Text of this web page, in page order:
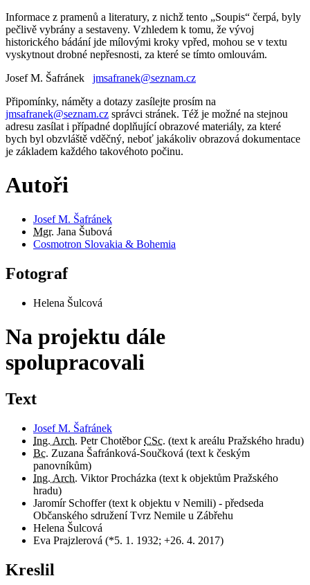
Informace z pramenů a literatury, z nichž tento „Soupis“ čerpá, byly
pečlivě vybrány a sestaveny. Vzhledem k tomu, že vývoj
historického bádání jde mílovými kroky vpřed, mohou se v textu
vyskytnout drobné nepřesnosti, za které se tímto omlouvám.
Josef M. Šafránek
jmsafranek@seznam.cz
Připomínky, náměty a dotazy zasílejte prosím na
jmsafranek@seznam.cz správci stránek. Též je možné na stejnou
adresu zasílat i případné doplňující obrazové materiály, za které
bych byl obzvláště vděčný, neboť jakákoliv obrazová dokumentace
je základem každého takovéhoto počinu.
Autoři
Josef M. Šafránek
Mgr. Jana Šubová
Cosmotron Slovakia & Bohemia
Fotograf
Helena Šulcová
Na projektu dále
spolupracovali
Text
Josef M. Šafránek
Ing. Arch. Petr ChotěborCSc. (text k areálu Pražského hradu)
Bc. Zuzana Šafránková-Součková (text k českým
panovníkům)
Ing. Arch. Viktor Procházka (text k objektům Pražského
hradu)
Jaromír Schoffer (text k objektu v Nemili) - předseda
Občanského sdružení Tvrz Nemile u Zábřehu
Helena Šulcová
Eva Prajzlerová (*5. 1. 1932; +26. 4. 2017)
Kreslil